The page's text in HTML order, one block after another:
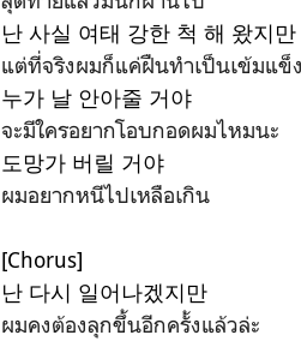
난 사실 여태 강한 척 해 왔지만
แต่ที่จริงผมก็แค่ฝืนทำเป็นเข้มแข็
누가 날 안아줄 거야
จะมีใครอยากโอบกอดผมไหมนะ
도망가 버릴 거야
ผมอยากหนีไปเหลือเกิน
[Chorus]
난 다시 일어나겠지만
ผมคงต้องลุกขึ้นอีกครั้งแล้วล่ะ